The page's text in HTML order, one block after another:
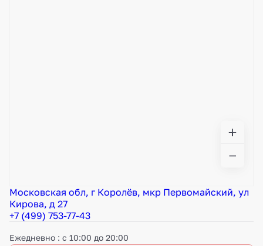
Московская обл, г Королёв, мкр Первомайский, ул
Кирова, д 27
+7 (499) 753-77-43
Ежедневно : с 10:00 до 20:00